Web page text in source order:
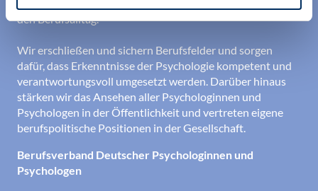
den Berufsalltag.
Wir erschließen und sichern Berufsfelder und sorgen
dafür, dass Erkenntnisse der Psychologie kompetent und
verantwortungsvoll umgesetzt werden. Darüber hinaus
stärken wir das Ansehen aller Psychologinnen und
Psychologen in der Öffentlichkeit und vertreten eigene
berufspolitische Positionen in der Gesellschaft.
Berufsverband Deutscher Psychologinnen und
Psychologen